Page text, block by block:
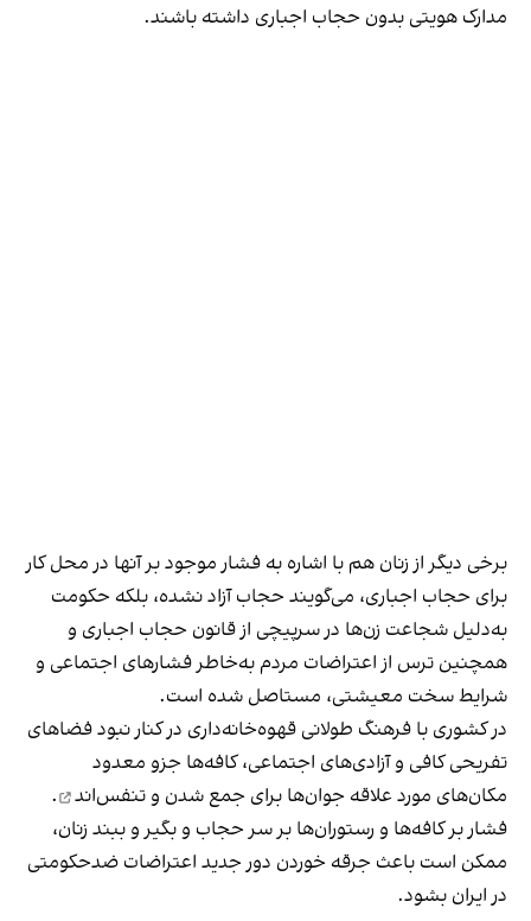
مدارک هویتی بدون حجاب اجباری داشته باشند.
برخی دیگر از زنان هم با اشاره به فشار موجود بر آنها در محل کار
برای حجاب اجباری، می‌گویند حجاب آزاد نشده، بلکه حکومت
به‌دلیل شجاعت زن‌ها در سرپیچی از قانون حجاب اجباری و
همچنین ترس از اعتراضات مردم به‌خاطر فشارهای اجتماعی و
شرایط سخت معیشتی، مستاصل شده است.
در کشوری با فرهنگ طولانی قهوه‌‌خانه‌داری در کنار نبود فضاهای
تفریحی کافی و آزادی‌های اجتماعی، کافه‌ها جزو معدود
مکان‌های مورد علاقه جوان‌ها برای جمع شدن و تنفس‌اند
.
فشار بر کافه‌ها و رستوران‌ها بر سر حجاب و بگیر و ببند زنان،
ممکن است باعث جرقه خوردن دور جدید اعتراضات ضدحکومتی
در ایران بشود.